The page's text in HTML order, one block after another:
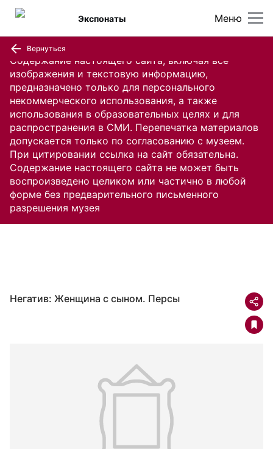
Содержание настоящего сайта, включая все
изображения и текстовую информацию,
предназначено только для персонального
некоммерческого использования, а также
использования в образовательных целях и для
распространения в СМИ. Перепечатка материалов
допускается только по согласованию с музеем.
При цитировании ссылка на сайт обязательна.
Содержание настоящего сайта не может быть
воспроизведено целиком или частично в любой
форме без предварительного письменного
разрешения музея
Меню
Экспонаты
Вернуться
Негатив: Женщина с сыном. Персы